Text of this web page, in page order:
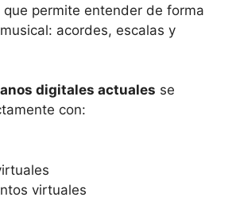
que permite entender de forma
acordes, escalas y
digitales actuales se
con:
virtuales